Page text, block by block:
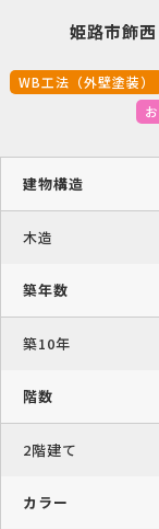
姫路市飾
WB工法（外壁塗装）
建物構造
木造
築年数
築10年
階数
2階建て
カラー